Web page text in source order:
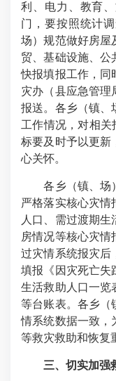
利、电力、教育
门，要按照统计
场）规范做好房屋
贸、基础设施、公
快报填报工作，同
灾办（县应急管理
报送。各乡（镇、
工作情况，对相关
标要及时予以更新
心关怀。
各乡（镇、场）
严格落实核心灾情
人口、需过渡期
房情况等核心灾情
过灾情系统报灾后
填报《因灾死亡失
生活救助人口一览
等台账表。各乡（
情系统数据一致，
等救灾救助和恢复
三、切实加强